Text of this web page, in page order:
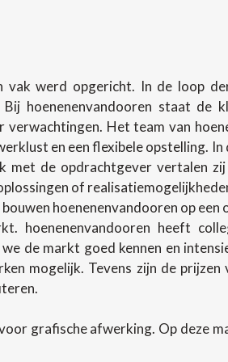
werd opgericht. In de loop
hoenenenvandooren staat de
Het team van
en een flexibele opstelling. In
de opdrachtgever vertalen
of
hoenenenvandooren op een
hoenenenvandooren heeft
de markt goed kennen en
mogelijk. Tevens zijn de prijzen
grafische afwerking. Op deze